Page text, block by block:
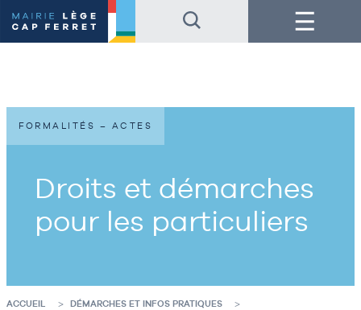
au
contenu
de
au
pied
de
Menu
Droits et démarches
pour les particuliers
FORMALITÉS – ACTES
ACCUEIL DÉMARCHES ET INFOS PRATIQUES